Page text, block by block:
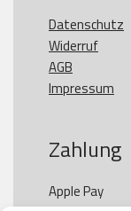
Datenschutz
Widerruf
AGB
Impressum
Zahlung
Apple Pay